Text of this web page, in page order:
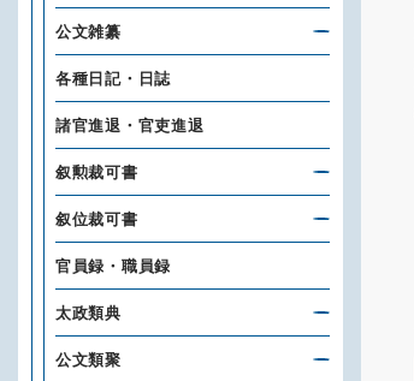
公文雑纂
各種日記・日誌
諸官進退・官吏進退
叙勲裁可書
叙位裁可書
官員録・職員録
太政類典
公文類聚